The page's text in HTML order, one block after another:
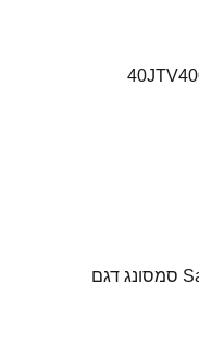
טלוויזיה חכמה 65″ Samsung OLED 4K סמסונג דגם